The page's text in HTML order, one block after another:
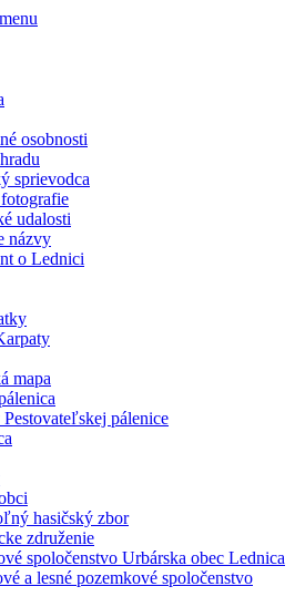
osobnosti
sprievodca
udalosti
názvy
o Lednici
mapa
pálenice
hasičský zbor
združenie
spoločenstvo Urbárska obec Lednica
a lesné pozemkové spoločenstvo